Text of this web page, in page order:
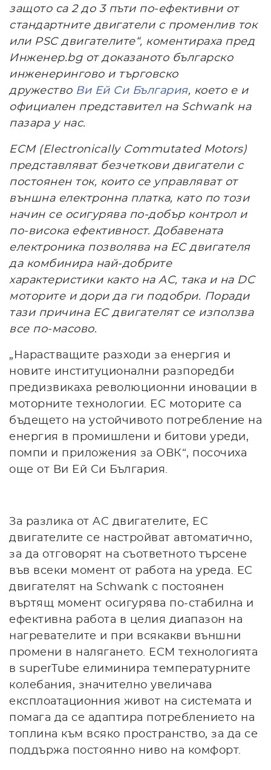
защото са 2 до 3 пъти по-ефективни от
стандартните двигатели с променлив ток
или PSC двигателите“, коментираха пред
Инженер.bgот доказаното българско
инженерингово и търговско
дружество Ви Ей Си България, което е и
официален представител на Schwank на
пазара у нас.
ECМ (Electronically Commutated Motors)
представляват безчеткови двигатели с
постоянен ток, които се управляват от
външна електронна платка, като по този
начин се осигурява по-добър контрол и
по-висока ефективност. Добавената
електроника позволява на EC двигателя
да комбинира най-добрите
характеристики както на AC, така и на DC
моторите и дори да ги подобри. Поради
тази причина EC двигателят се използва
все по-масово.
„Нарастващите разходи за енергия и
новите институционални разпоредби
предизвикаха революционни иновации в
моторните технологии. ЕС моторите са
бъдещето на устойчивото потребление на
енергия в промишлени и битови уреди,
помпи и приложения за ОВК“, посочиха
още от Ви Ей Си България.
За разлика от AC двигателите, EC
двигателите се настройват автоматично,
за да отговорят на съответното търсене
във всеки момент от работа на уреда. EC
двигателят на Schwank с постоянен
въртящ момент осигурява по-стабилна и
ефективна работа в целия диапазон на
нагревателите и при всякакви външни
промени в налягането. ECM технологията
в superTube елиминира температурните
колебания, значително увеличава
експлоатационния живот на системата и
помага да се адаптира потреблението на
топлина към всяко пространство, за да се
поддържа постоянно ниво на комфорт.